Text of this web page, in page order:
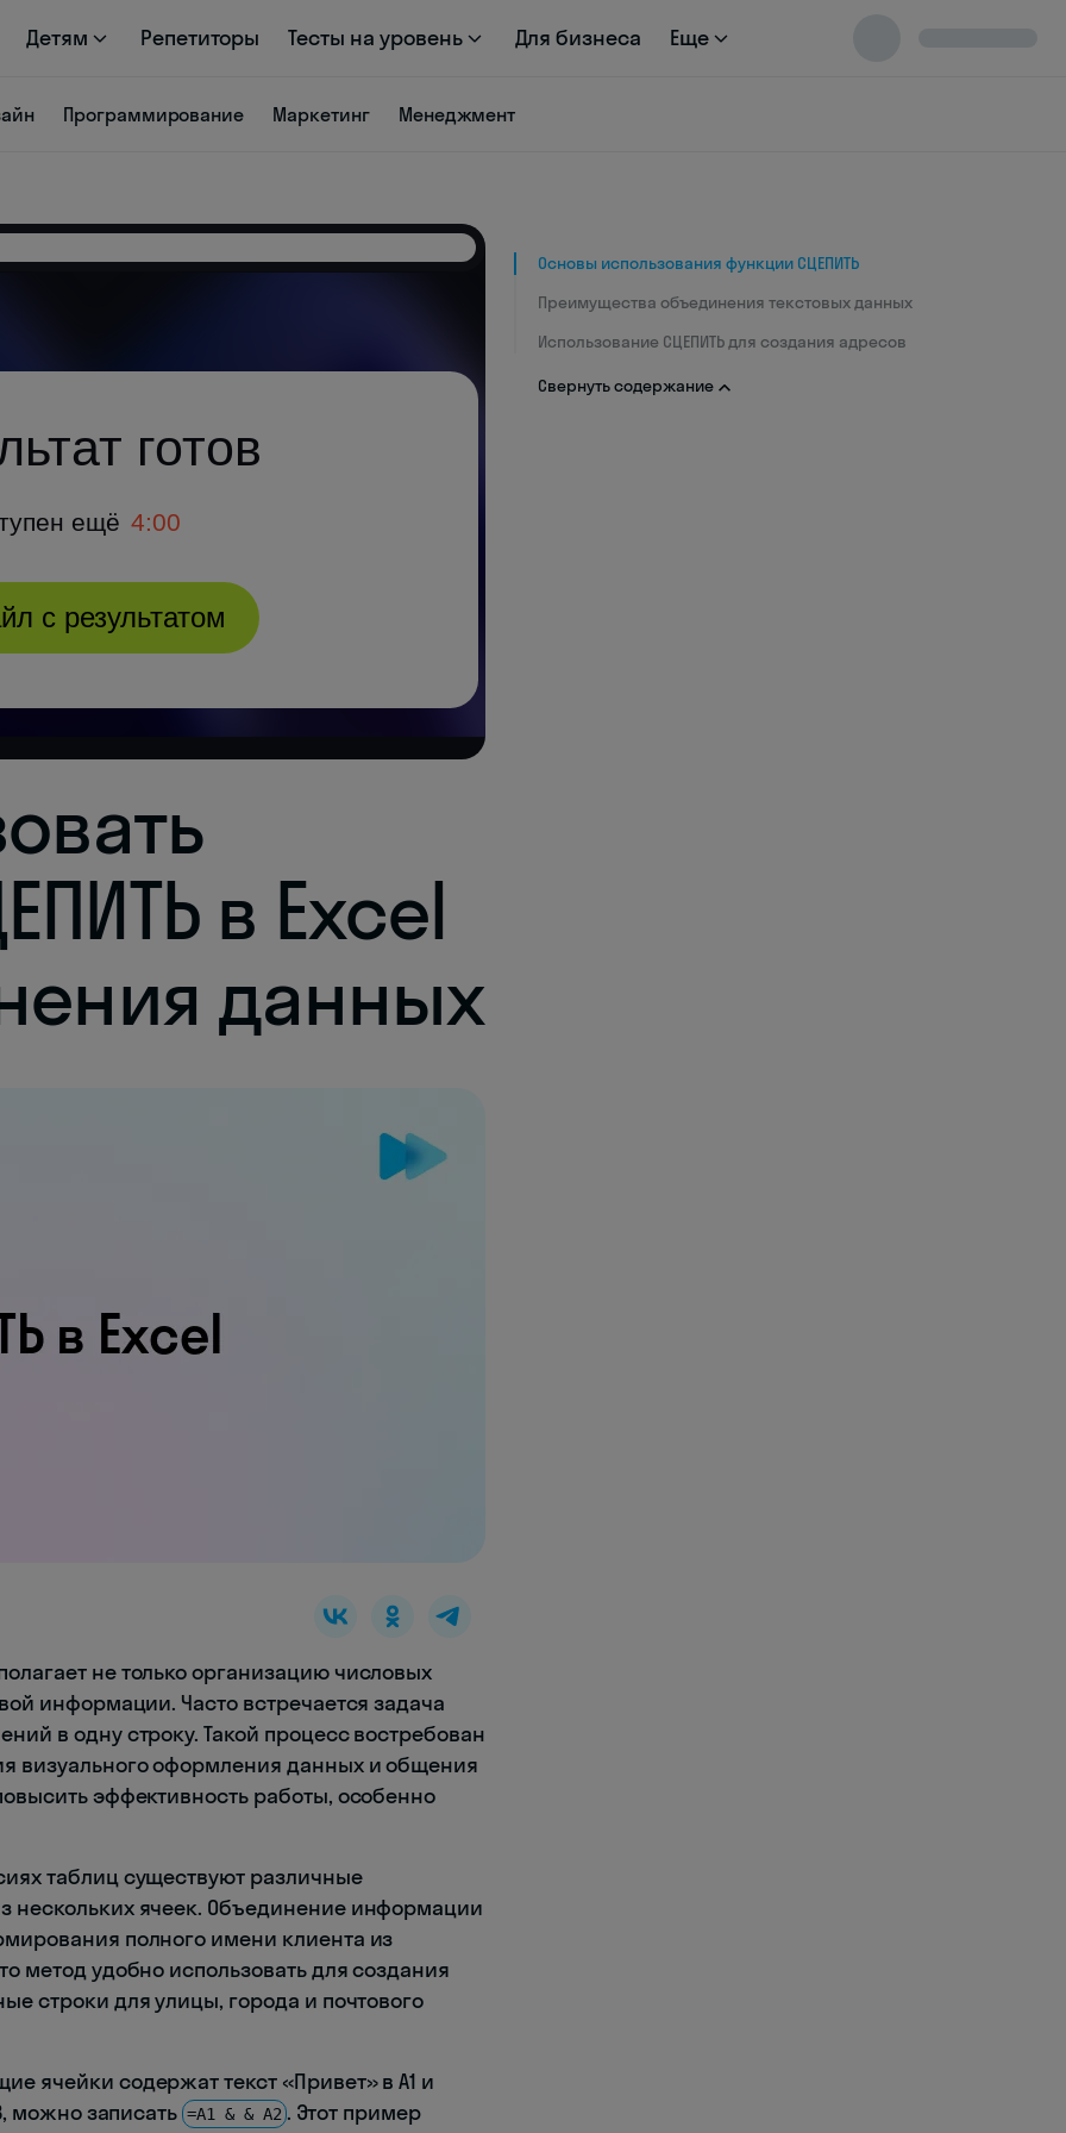
Детям Репетиторы Тесты на уровень Для бизнеса Еще
Программирование Маркетинг Менеджмент
в Excel
данных
не только организацию числовых
информации. Часто встречается задача
в одну строку. Такой процесс востребован
визуального оформления данных и общения
эффективность работы, особенно
таблиц существуют различные
нескольких ячеек. Объединение информации
полного имени клиента из
метод удобно использовать для создания
строки для улицы, города и почтового
ячейки содержат текст «Привет» в A1 и
можно записать =A1 & & A2 . Этот пример
Основы использования функции СЦЕПИТЬ
Преимущества объединения текстовых данных
Использование СЦЕПИТЬ для создания адресов
Свернуть содержание